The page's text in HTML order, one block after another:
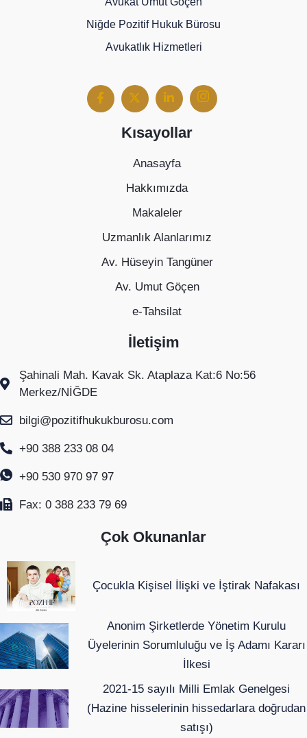
Niğde Pozitif Hukuk Bürosu
Avukatlık Hizmetleri
Kısayollar
Anasayfa
Hakkımızda
Makaleler
Uzmanlık Alanlarımız
Av. Hüseyin Tangüner
Av. Umut Göçen
e-Tahsilat
İletişim
Şahinali Mah. Kavak Sk. Ataplaza Kat:6 No:56
Merkez/NİĞDE
bilgi@pozitifhukukburosu.com
+90 388 233 08 04
+90 530 970 97 97
Fax: 0 388 233 79 69
Çok Okunanlar
Çocukla Kişisel İlişki ve İştirak Nafakası
Anonim Şirketlerde Yönetim Kurulu
Üyelerinin Sorumluluğu ve İş Adamı Kararı
İlkesi
2021-15 sayılı Milli Emlak Genelgesi
(Hazine hisselerinin hissedarlara doğrudan
satışı)